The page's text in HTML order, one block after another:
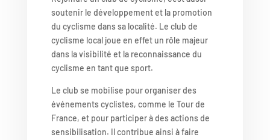
soutenir le développement et la promotion
du cyclisme dans sa localité. Le club de
cyclisme local joue en effet un rôle majeur
dans la visibilité et la reconnaissance du
cyclisme en tant que sport.
Le club se mobilise pour organiser des
événements cyclistes, comme le Tour de
France, et pour participer à des actions de
sensibilisation. Il contribue ainsi à faire